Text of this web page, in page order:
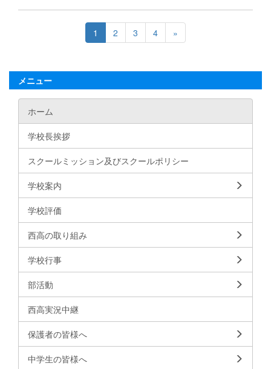
1 2 3 4 »
メニュー
ホーム
学校長挨拶
スクールミッション及びスクールポリシー
学校案内
学校評価
西高の取り組み
学校行事
部活動
西高実況中継
保護者の皆様へ
中学生の皆様へ